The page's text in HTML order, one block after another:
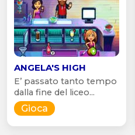
ANGELA'S HIGH
E’ passato tanto tempo
dalla fine del liceo...
Gioca